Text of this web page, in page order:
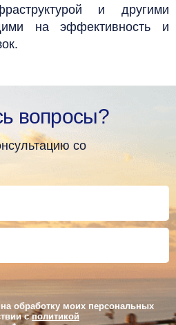
и другими
на эффективность и
вопросы?
со
обработку моих персональных
сполитикой